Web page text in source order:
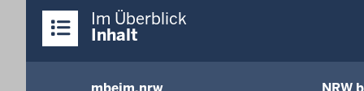
Inhalte
Im Überblick
Inhalt